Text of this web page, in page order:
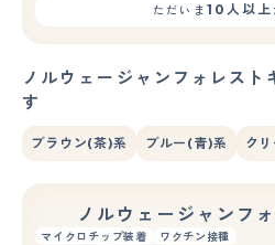
ただいま 10人以上
ノルウェージャンフォレスト
す
ブラウン(茶)系 ブルー(青)系 ク
ノルウェージャンフ
マイクロチップ装着 ワクチン接種